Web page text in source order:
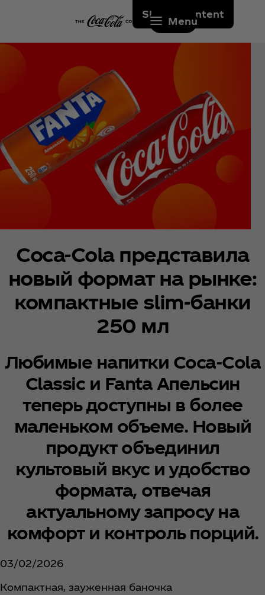
Skip to content
Menu
Coca‑Cola представила
новый формат на рынке:
компактные slim-банки
250 мл
Любимые напитки Coca‑Cola
Classic и Fanta Апельсин
теперь доступны в более
маленьком объеме. Новый
продукт объединил
культовый вкус и удобство
формата, отвечая
актуальному запросу на
комфорт и контроль порций.
03/02/2026
Компактная, зауженная баночка